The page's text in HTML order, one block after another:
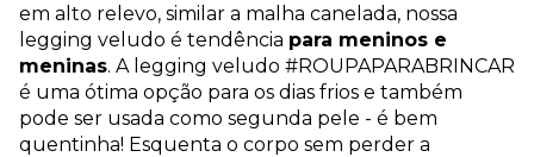
em alto relevo, similar a malha canelada, nossa
legging veludo é tendência para meninos e
meninas. A legging veludo #ROUPAPARABRINCAR
é uma ótima opção para os dias frios e também
pode ser usada como segunda pele - é bem
quentinha! Esquenta o corpo sem perder a